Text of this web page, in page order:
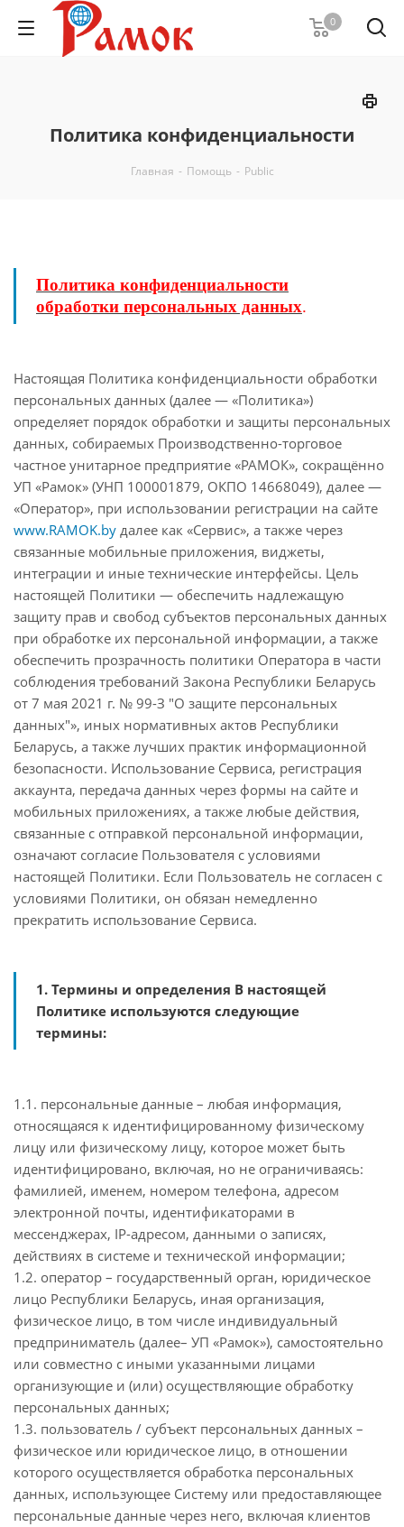
0
Политика конфиденциальности
Главная - Помощь - Public
Политика конфиденциальности
обработки персональных данных.
Настоящая Политика конфиденциальности обработки
персональных данных (далее — «Политика»)
определяет порядок обработки и защиты персональных
данных, собираемых Производственно-торговое
частное унитарное предприятие «РАМОК», сокращённо
УП «Рамок» (УНП 100001879, ОКПО 14668049), далее —
«Оператор», при использовании регистрации на сайте
www.RAMOK.by далее как «Сервис», а также через
связанные мобильные приложения, виджеты,
интеграции и иные технические интерфейсы. Цель
настоящей Политики — обеспечить надлежащую
защиту прав и свобод субъектов персональных данных
при обработке их персональной информации, а также
обеспечить прозрачность политики Оператора в части
соблюдения требований Закона Республики Беларусь
от 7 мая 2021 г. № 99-З "О защите персональных
данных"», иных нормативных актов Республики
Беларусь, а также лучших практик информационной
безопасности. Использование Сервиса, регистрация
аккаунта, передача данных через формы на сайте и
мобильных приложениях, а также любые действия,
связанные с отправкой персональной информации,
означают согласие Пользователя с условиями
настоящей Политики. Если Пользователь не согласен с
условиями Политики, он обязан немедленно
прекратить использование Сервиса.
1. Термины и определения В настоящей
Политике используются следующие
термины:
1.1. персональные данные – любая информация,
относящаяся к идентифицированному физическому
лицу или физическому лицу, которое может быть
идентифицировано, включая, но не ограничиваясь:
фамилией, именем, номером телефона, адресом
электронной почты, идентификаторами в
мессенджерах, IP-адресом, данными о записях,
действиях в системе и технической информации;
1.2. оператор – государственный орган, юридическое
лицо Республики Беларусь, иная организация,
физическое лицо, в том числе индивидуальный
предприниматель (далее– УП «Рамок»), самостоятельно
или совместно с иными указанными лицами
организующие и (или) осуществляющие обработку
персональных данных;
1.3. пользователь / субъект персональных данных –
физическое или юридическое лицо, в отношении
которого осуществляется обработка персональных
данных, использующее Систему или предоставляющее
персональные данные через него, включая клиентов